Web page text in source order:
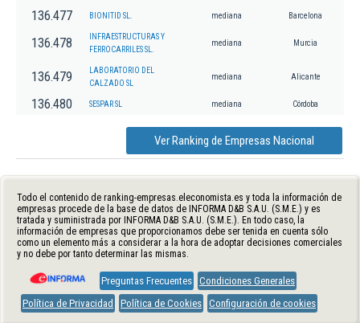
136.477 BIONITID SL. mediana Barcelona
136.478
INFRAESTRUCTURAS Y
FERROCARRILES SL.
mediana Murcia
136.479
LABORATORIO DEL
CALZADO SL
mediana Alicante
136.480 SESPAR SL mediana Córdoba
Ver Ranking de Empresas Nacional
Todo el contenido de ranking-empresas.eleconomista.es y toda la información de
empresas procede de la base de datos de INFORMA D&B S.A.U. (S.M.E.) y es
tratada y suministrada por INFORMA D&B S.A.U. (S.M.E.). En todo caso, la
información de empresas que proporcionamos debe ser tenida en cuenta sólo
como un elemento más a considerar a la hora de adoptar decisiones comerciales
y no debe por tanto determinar las mismas.
Preguntas Frecuentes Condiciones Generales
Política de Privacidad
Política de Cookies Configuración de cookies